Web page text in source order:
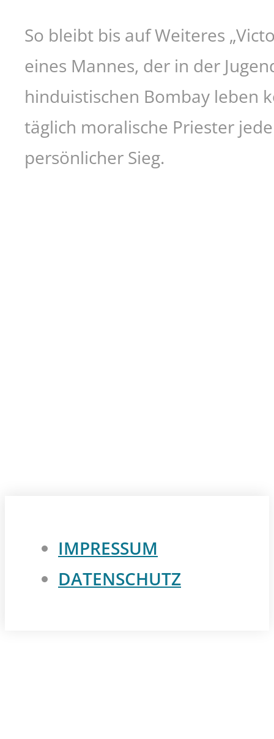
So bleibt bis auf Weiteres
eines Mannes, der in der
hinduistischen Bombay leben
täglich moralische Priester
persönlicher Sieg.
IMPRESSUM
DATENSCHUTZ